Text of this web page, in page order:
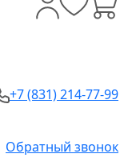
+7 (831) 214-77-99
Обратный звонок